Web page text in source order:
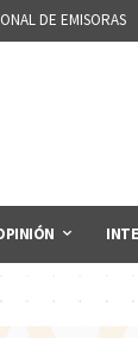
DE EMISORAS